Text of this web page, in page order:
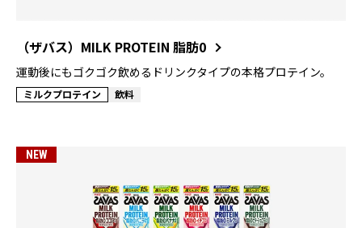
（ザバス）MILK PROTEIN 脂肪0
運動後にもゴクゴク飲めるドリンクタイプの本格プロテイン。
ミルクプロテイン 飲料
NEW